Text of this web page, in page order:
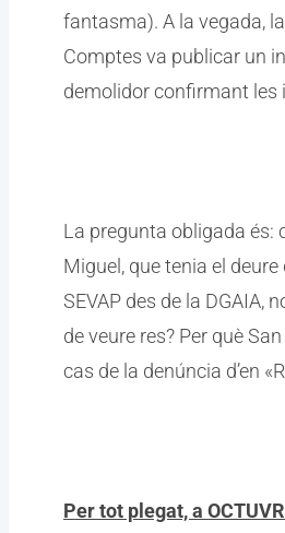
fantasma). A la vegada,
Comptes va publicar un
demolidor confirmant les
La pregunta obligada és:
Miguel, que tenia el deure
SEVAP des de la DGAIA,
de veure res? Per què
cas de la denúncia d’en
Per tot plegat, a